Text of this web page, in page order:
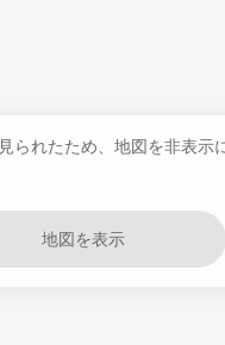
られたため、地図を非表示
地図を表示